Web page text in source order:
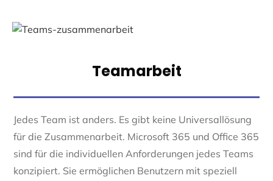
Teamarbeit
Jedes Team ist anders. Es gibt keine Universallösung
für die Zusammenarbeit. Microsoft 365 und Office 365
sind für die individuellen Anforderungen jedes Teams
konzipiert. Sie ermöglichen Benutzern mit speziell